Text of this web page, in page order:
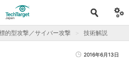
的型攻撃／サイバー攻撃 技術解説
2016年6月13日